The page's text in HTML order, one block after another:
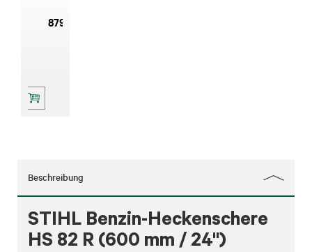
879
Beschreibung
STIHL Benzin-Heckenschere
HS 82 R (600 mm / 24")